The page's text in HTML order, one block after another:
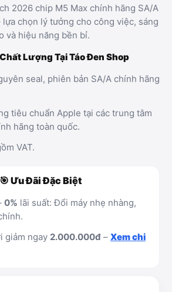
2026 chip M5 Max chính hãng SA/A
chọn lý tưởng cho công việc, sáng
và hiệu năng bền bỉ.
Chất Lượng Tại Táo Đen Shop
seal, phiên bản SA/A chính hãng
tiêu chuẩn Apple tại các trung tâm
hãng toàn quốc.
VAT.
🎯 Ưu Đãi Đặc Biệt
0% lãi suất: Đổi máy nhẹ nhàng,
giảm ngay 2.000.000đ – Xem chi